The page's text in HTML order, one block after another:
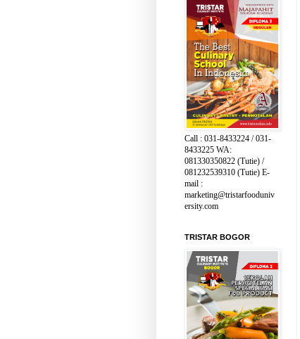
Call : 031-8433224 / 031-
8433225 WA:
081330350822 (Tutie) /
081232539310 (Tutie) E-
mail :
marketing@tristarfooduniv
ersity.com
TRISTAR BOGOR